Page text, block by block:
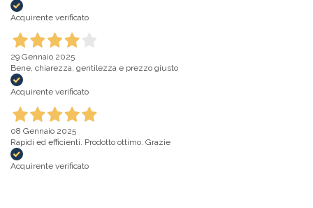
Acquirente verificato
29 Gennaio 2025
Bene, chiarezza, gentilezza e prezzo giusto
Acquirente verificato
08 Gennaio 2025
Rapidi ed efficienti. Prodotto ottimo. Grazie
Acquirente verificato